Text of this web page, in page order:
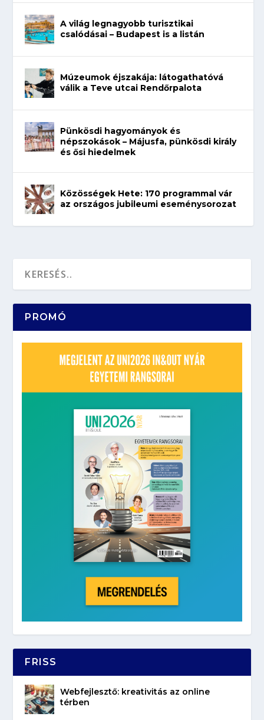
A világ legnagyobb turisztikai
csalódásai – Budapest is a listán
Múzeumok éjszakája: látogathatóvá
válik a Teve utcai Rendőrpalota
Pünkösdi hagyományok és
népszokások – Májusfa, pünkösdi király
és ősi hiedelmek
Közösségek Hete: 170 programmal vár
az országos jubileumi eseménysorozat
PROMÓ
FRISS
Webfejlesztő: kreativitás az online
térben